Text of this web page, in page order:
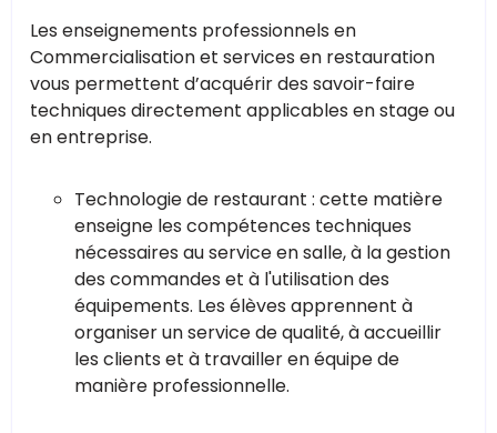
Les enseignements professionnels en
Commercialisation et services en restauration
vous permettent d’acquérir des savoir-faire
techniques directement applicables en stage ou
en entreprise.
Technologie de restaurant : cette matière
enseigne les compétences techniques
nécessaires au service en salle, à la gestion
des commandes et à l'utilisation des
équipements. Les élèves apprennent à
organiser un service de qualité, à accueillir
les clients et à travailler en équipe de
manière professionnelle.